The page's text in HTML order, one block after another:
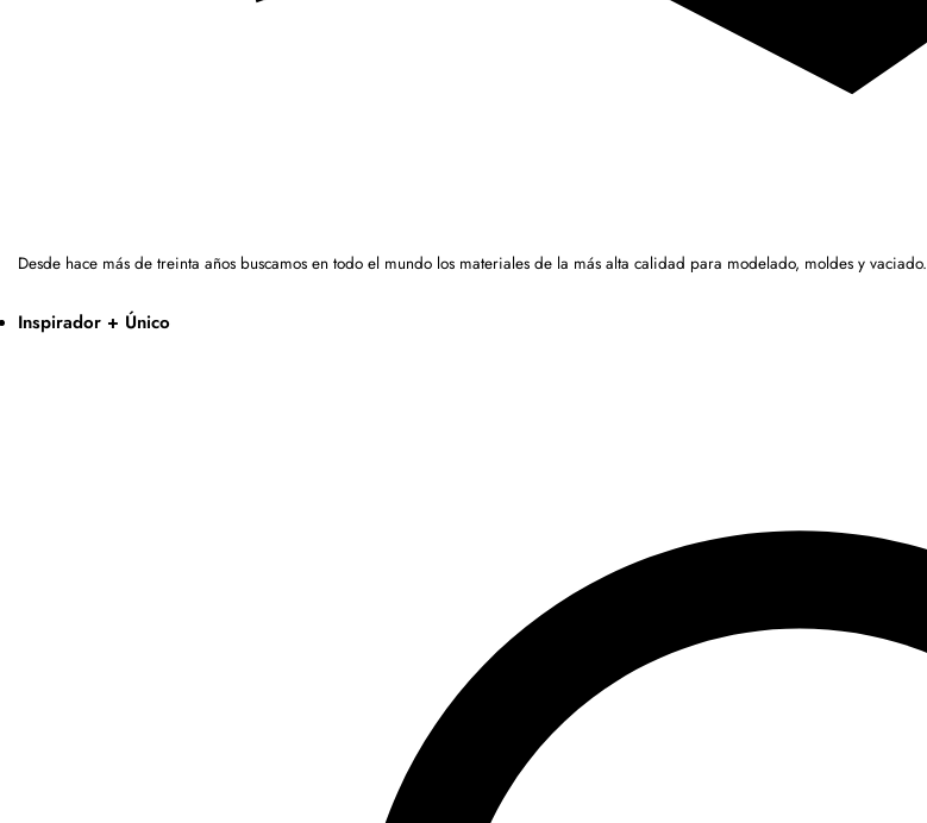
Desde hace más de treinta años buscamos en todo el mundo los materiales de la más alta calidad para modelado, moldes y vaciado.
Inspirador + Único